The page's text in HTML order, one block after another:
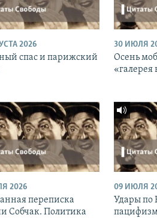
2026
спас и парижский
30 ИЮЛЯ
Осень
«галерея
2026
переписка
Собчак. Политика
09 ИЮЛЯ
Удары по